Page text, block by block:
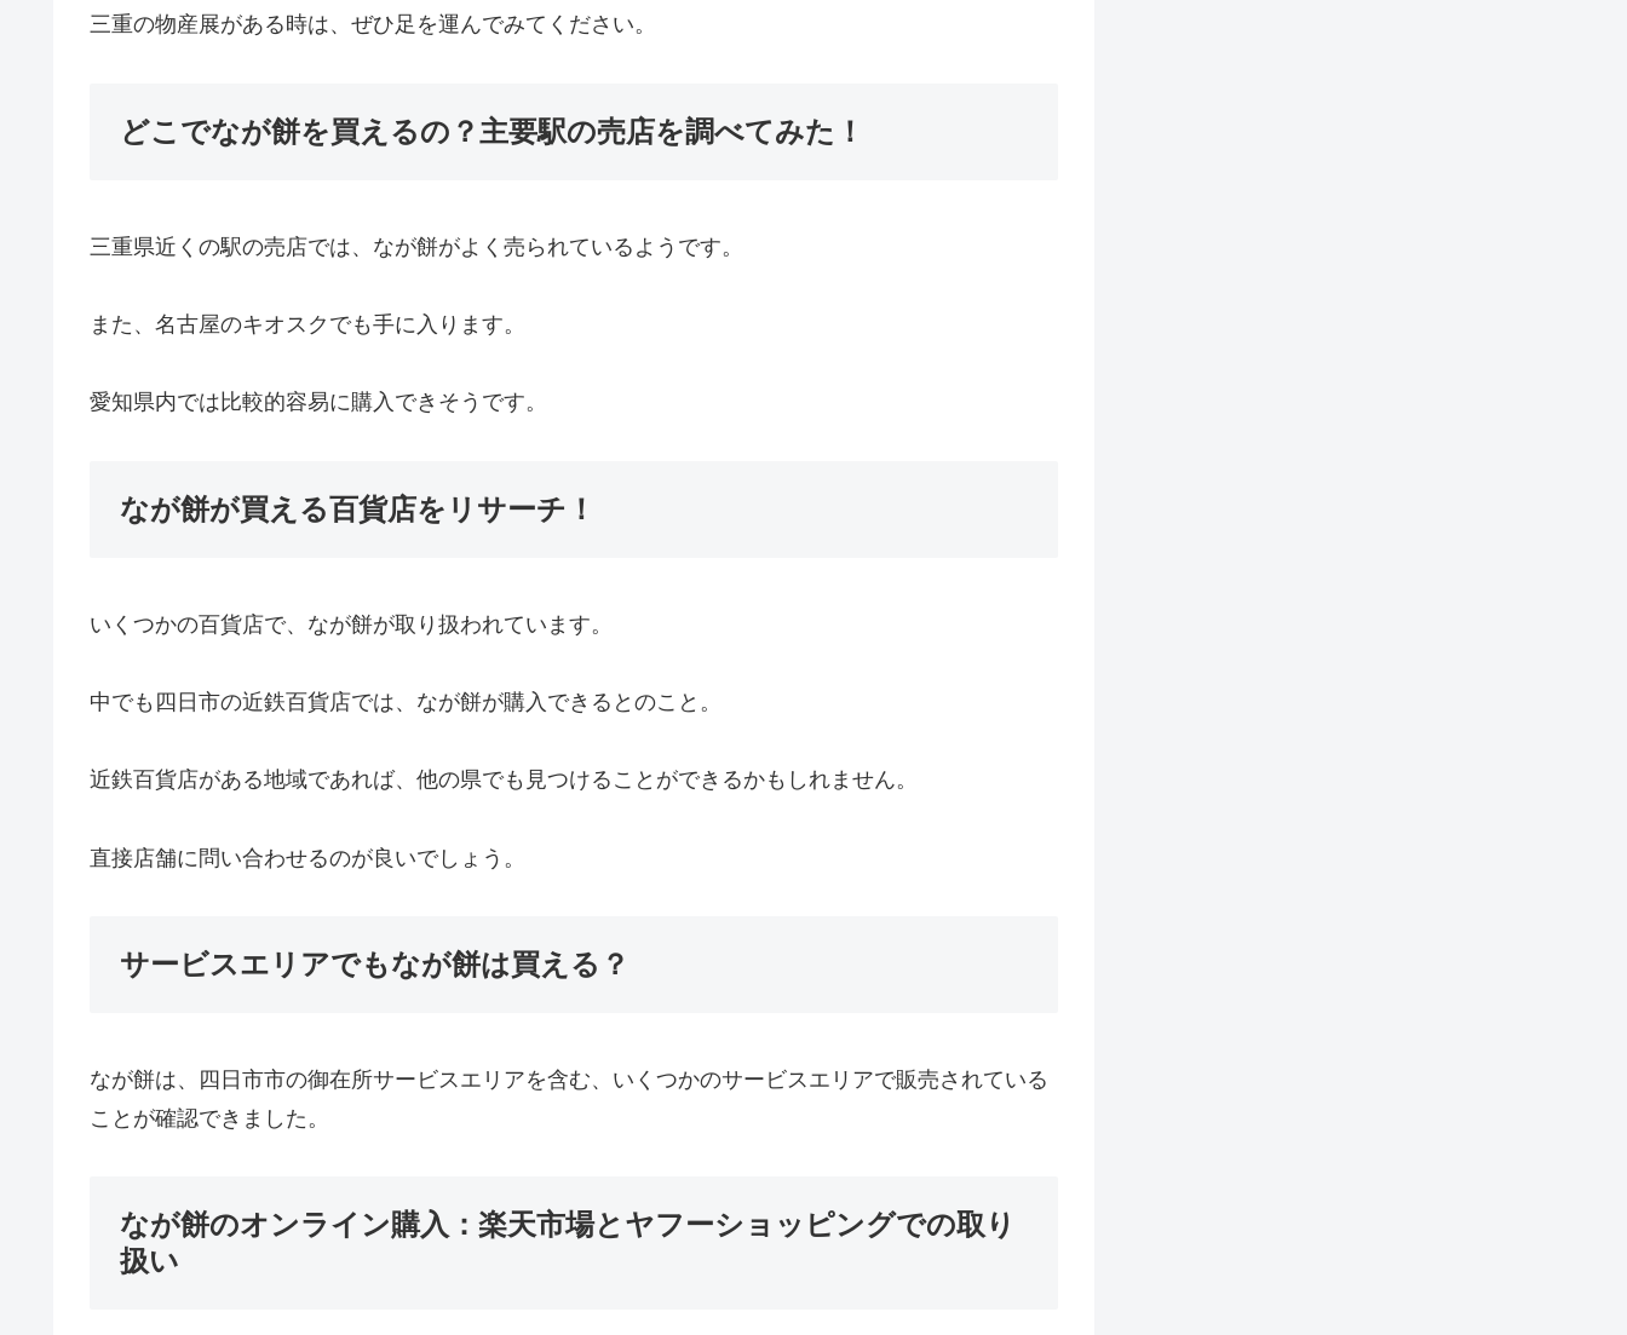
三重の物産展がある時は、ぜひ足を運んでみてください。
どこでなが餅を買えるの？主要駅の売店を調べてみた！
三重県近くの駅の売店では、なが餅がよく売られているようです。
また、名古屋のキオスクでも手に入ります。
愛知県内では比較的容易に購入できそうです。
なが餅が買える百貨店をリサーチ！
いくつかの百貨店で、なが餅が取り扱われています。
中でも四日市の近鉄百貨店では、なが餅が購入できるとのこと。
近鉄百貨店がある地域であれば、他の県でも見つけることができるかもしれません。
直接店舗に問い合わせるのが良いでしょう。
サービスエリアでもなが餅は買える？
なが餅は、四日市市の御在所サービスエリアを含む、いくつかのサービスエリアで販売されている
ことが確認できました。
なが餅のオンライン購入：楽天市場とヤフーショッピングでの取り
扱い